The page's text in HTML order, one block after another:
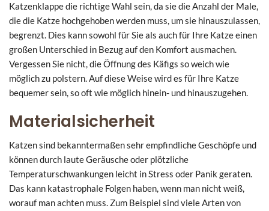
Katzenklappe die richtige Wahl sein, da sie die Anzahl der Male,
die die Katze hochgehoben werden muss, um sie hinauszulassen,
begrenzt. Dies kann sowohl für Sie als auch für Ihre Katze einen
großen Unterschied in Bezug auf den Komfort ausmachen.
Vergessen Sie nicht, die Öffnung des Käfigs so weich wie
möglich zu polstern. Auf diese Weise wird es für Ihre Katze
bequemer sein, so oft wie möglich hinein- und hinauszugehen.
Materialsicherheit
Katzen sind bekanntermaßen sehr empfindliche Geschöpfe und
können durch laute Geräusche oder plötzliche
Temperaturschwankungen leicht in Stress oder Panik geraten.
Das kann katastrophale Folgen haben, wenn man nicht weiß,
worauf man achten muss. Zum Beispiel sind viele Arten von